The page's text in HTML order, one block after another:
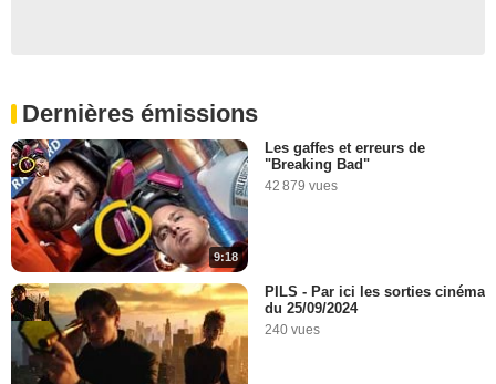
Dernières émissions
9:18
Les gaffes et erreurs de
"Breaking Bad"
42 879 vues
PILS - Par ici les sorties cinéma
du 25/09/2024
240 vues